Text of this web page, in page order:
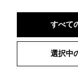
すべて
選択中
ログ